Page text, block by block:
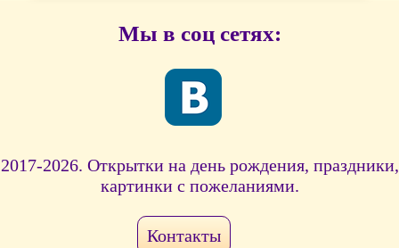
Мы в соц сетях:
2017-2026. Открытки на день рождения, праздники,
картинки с пожеланиями.
Контакты